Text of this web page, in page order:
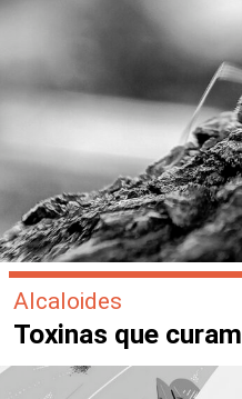
Alcaloides
Toxinas que curam